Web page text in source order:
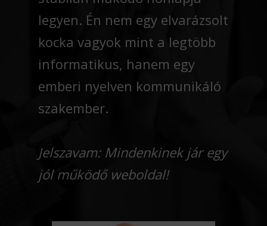
legyen. Én nem egy elvarázsolt
kocka vagyok mint a legtöbb
informatikus, hanem egy
emberi nyelven kommunikáló
szakember.
Jelszavam: Mindenkinek jár egy
jól működő weboldal!